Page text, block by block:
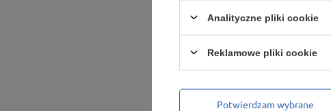
głębokości 30
100 kg na półkę to
2. Regał
Analityczne pliki cookie
Reklamowe pliki cookie
Potwierdzam wybrane